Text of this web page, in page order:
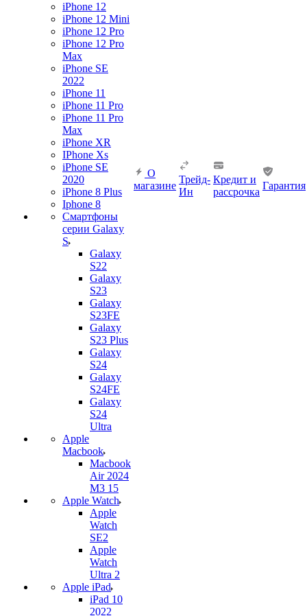
iPhone 12
iPhone 12 Mini
iPhone 12 Pro
iPhone 12 Pro
Max
iPhone SE
2022
iPhone 11
iPhone 11 Pro
iPhone 11 Pro
Max
iPhone XR
IPhone Xs
iPhone SE
2020
iPhone 8 Plus
Iphone 8
Смартфоны
серии Galaxy
S
Galaxy
S22
Galaxy
S23
Galaxy
S23FE
Galaxy
S23 Plus
Galaxy
S24
Galaxy
S24FE
Galaxy
S24
Ultra
Apple
Macbook
Macbook
Air 2024
M3 15
Apple Watch
Apple
Watch
SE2
Apple
Watch
Ultra 2
Apple iPad
iPad 10
2022
О
магазине
Трейд-
Ин
Кредит и
рассрочка
Гарантия